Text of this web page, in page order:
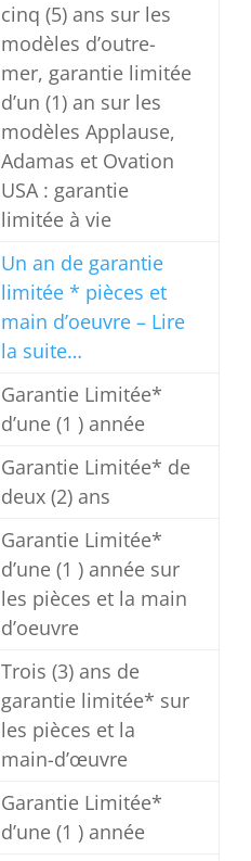
cinq (5) ans sur les
modèles d’outre-
mer, garantie limitée
d’un (1) an sur les
modèles Applause,
Adamas et Ovation
USA : garantie
limitée à vie
Un an de garantie
limitée * pièces et
main d’oeuvre – Lire
la suite…
Garantie Limitée*
d’une (1 ) année
Garantie Limitée* de
deux (2) ans
Garantie Limitée*
d’une (1 ) année sur
les pièces et la main
d’oeuvre
Trois (3) ans de
garantie limitée* sur
les pièces et la
main-d’œuvre
Garantie Limitée*
d’une (1 ) année